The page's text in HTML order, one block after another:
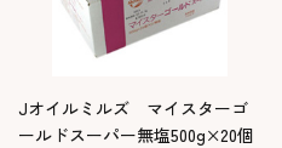
Jオイルミルズ マイスターゴ
ールドスーパー無塩500g×20個